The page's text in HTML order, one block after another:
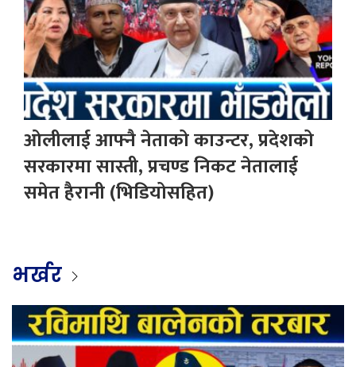
ओलीलाई आफ्नै नेताको काउन्टर, प्रदेशको
सरकारमा सास्ती, प्रचण्ड निकट नेतालाई
समेत हैरानी (भिडियोसहित)
भर्खर